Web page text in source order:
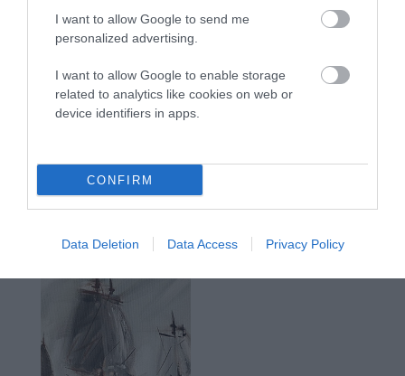
I want to allow Google to send me
personalized advertising.
I want to allow Google to enable storage
related to analytics like cookies on web or
device identifiers in apps.
CONFIRM
Data Deletion Data Access Privacy Policy